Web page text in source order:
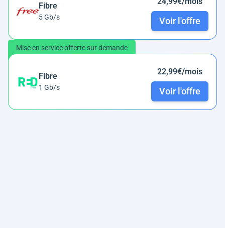
Fibre
5 Gb/s Voir l'offre
Mise en service offerte sur demande
Fibre
1 Gb/s
22,99€/mois
Voir l'offre